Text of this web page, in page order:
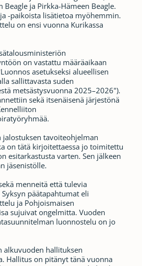
Beagle ja Pirkka-Hämeen Beagle.
-paikoista lisätietoa myöhemmin.
on ensi vuonna Kurikassa
on vastattu määräaikaan
asetukseksi alueellisen
sallittavasta suden
metsästysvuonna 2025–2026").
sekä itsenäisenä järjestönä
jalostuksen tavoiteohjelman
on tätä kirjoitettaessa jo toimitettu
esitarkastusta varten. Sen jälkeen
jäsenistölle.
menneitä että tulevia
päätapahtumat eli
ja Pohjoismaisen
sujuivat ongelmitta. Vuoden
luonnostelu on jo
alkuvuoden hallituksen
Hallitus on pitänyt tänä vuonna